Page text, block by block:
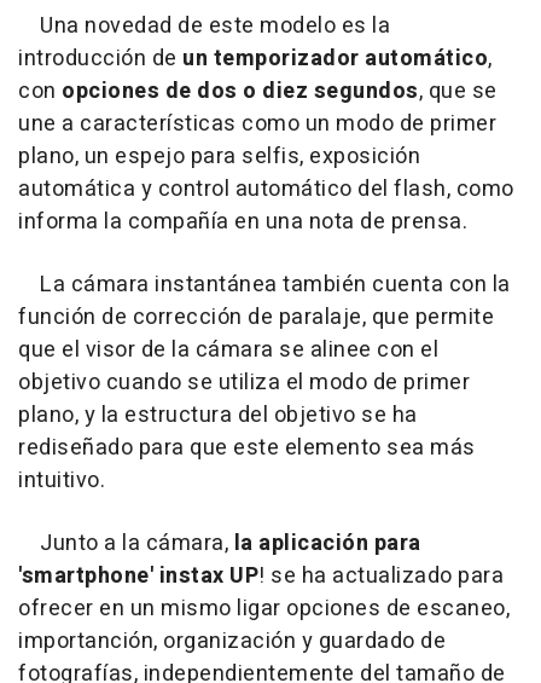
Una novedad de este modelo es la
introducción de un temporizador automático,
con opciones de dos o diez segundos, que se
une a características como un modo de primer
plano, un espejo para selfis, exposición
automática y control automático del flash, como
informa la compañía en una nota de prensa.
La cámara instantánea también cuenta con la
función de corrección de paralaje, que permite
que el visor de la cámara se alinee con el
objetivo cuando se utiliza el modo de primer
plano, y la estructura del objetivo se ha
rediseñado para que este elemento sea más
intuitivo.
Junto a la cámara, la aplicación para
'smartphone' instax UP! se ha actualizado para
ofrecer en un mismo ligar opciones de escaneo,
importanción, organización y guardado de
fotografías, independientemente del tamaño de